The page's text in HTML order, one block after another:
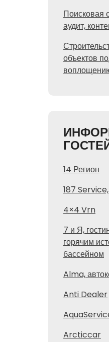
Поисковая
аудит,
объектов
14 Регион
187
4×4 Vrn
7 и Я,
горячим
бассейном
Alma,
Anti Dealer
Arcticcar